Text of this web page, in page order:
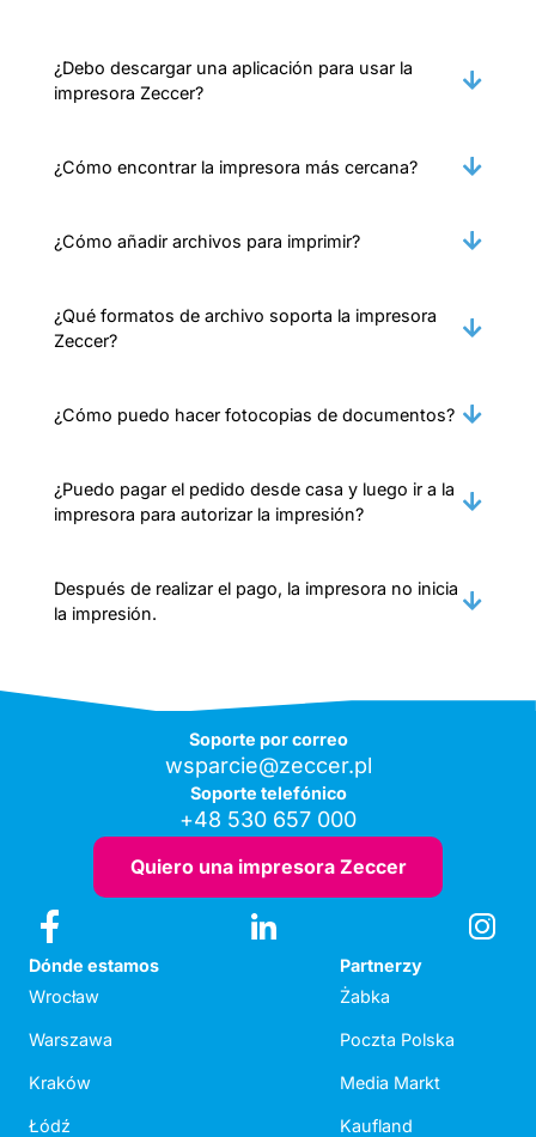
¿Debo descargar una aplicación para usar la
impresora Zeccer?
¿Cómo encontrar la impresora más cercana?
¿Cómo añadir archivos para imprimir?
¿Qué formatos de archivo soporta la impresora
Zeccer?
¿Cómo puedo hacer fotocopias de documentos?
¿Puedo pagar el pedido desde casa y luego ir a la
impresora para autorizar la impresión?
Después de realizar el pago, la impresora no inicia
la impresión.
Soporte por correo
wsparcie@zeccer.pl
Soporte telefónico
+48 530 657 000
Quiero una impresora Zeccer
Dónde estamos
Wrocław
Warszawa
Kraków
Łódź
Partnerzy
Żabka
Poczta Polska
Media Markt
Kaufland